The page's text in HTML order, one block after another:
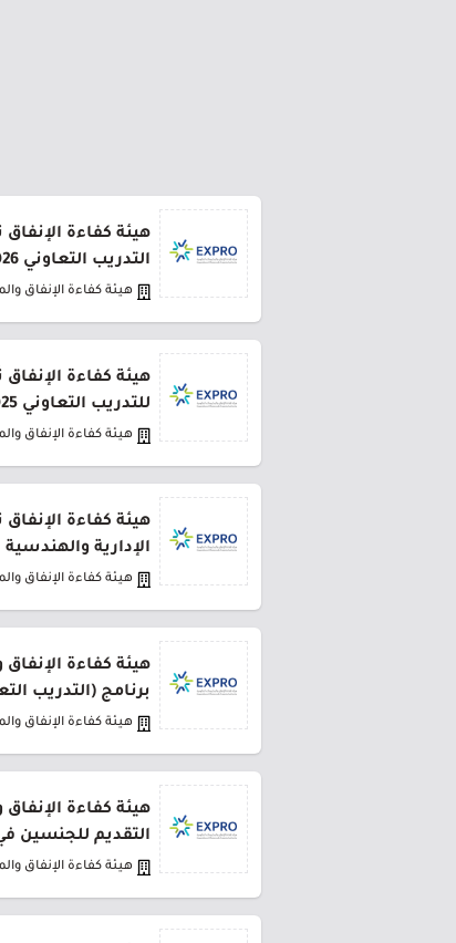
هيئة كفاءة
التدريب التعاوني 2026م
هيئة كفاءة الإنفاق
هيئة كفاءة
للتدريب التعاوني 2025م
هيئة كفاءة الإنفاق
الإدارية
هيئة كفاءة الإنفاق
هيئة كفاءة
برنامج (التدريب
هيئة كفاءة الإنفاق
هيئة كفاءة
التقديم للجنسين
هيئة كفاءة الإنفاق